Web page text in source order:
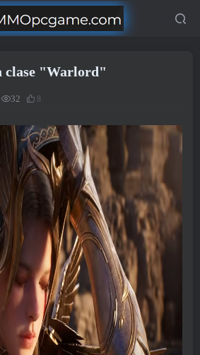
clase "Warlord"
32 8